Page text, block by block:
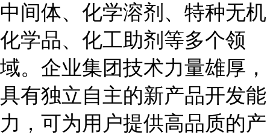
中间体、化学溶剂、特种无机
化学品、化工助剂等多个领
域。企业集团技术力量雄厚，
具有独立自主的新产品开发能
力，可为用户提供高品质的产